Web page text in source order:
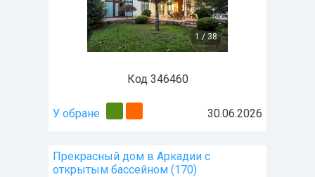
1 /38
Код 346460
У обране 30.06.2026
Прекрасный дом в Аркадии с
открытым бассейном (170)